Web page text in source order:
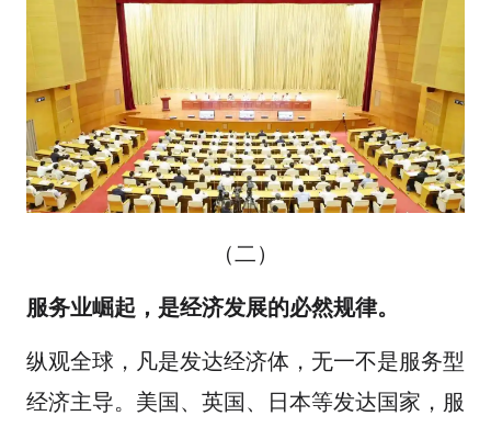
（二）
服务业崛起，是经济发展的必然规律。
纵观全球，凡是发达经济体，无一不是服务型
经济主导。美国、英国、日本等发达国家，服